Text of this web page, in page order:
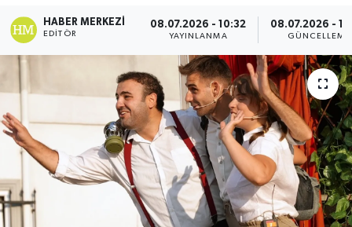
HABER MERKEZI
EDITÖR
08.07.2026 - 10:32
YAYINLANMA
08.07.2026 -
GÜNCELLEME